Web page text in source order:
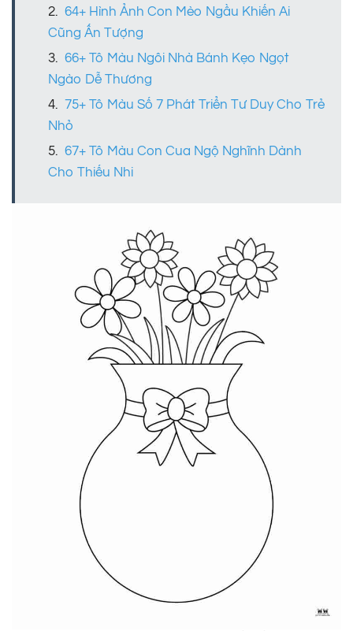
64+ Hình Ảnh Con Mèo Ngầu Khiến Ai
Cũng Ấn Tượng
66+ Tô Màu Ngôi Nhà Bánh Kẹo Ngọt
Ngào Dễ Thương
75+ Tô Màu Số 7 Phát Triển Tư Duy Cho Trẻ
Nhỏ
67+ Tô Màu Con Cua Ngộ Nghĩnh Dành
Cho Thiếu Nhi